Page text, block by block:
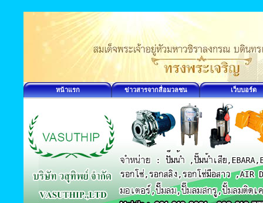
หน้าแรก ข่าวสารจากสื่อมวลชน เว็บบอร์ด